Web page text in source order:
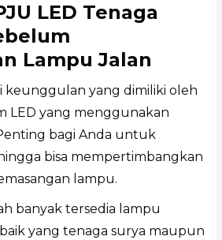
LED Tenaga
Lampu Jalan
keunggulan yang dimiliki oleh
LED yang menggunakan
bagi Anda untuk
bisa mempertimbangkan
lampu.
banyak tersedia lampu
yang tenaga surya maupun